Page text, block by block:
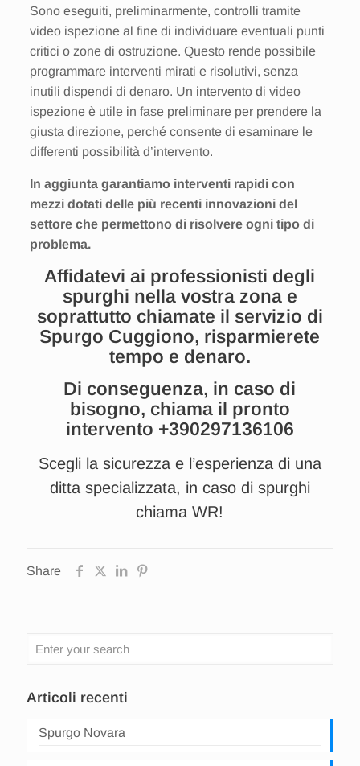
Sono eseguiti, preliminarmente, controlli tramite
video ispezione al fine di individuare eventuali punti
critici o zone di ostruzione. Questo rende possibile
programmare interventi mirati e risolutivi, senza
inutili dispendi di denaro. Un intervento di video
ispezione è utile in fase preliminare per prendere la
giusta direzione, perché consente di esaminare le
differenti possibilità d’intervento.
In aggiunta garantiamo interventi rapidi con
mezzi dotati delle più recenti innovazioni del
settore che permettono di risolvere ogni tipo di
problema.
Affidatevi ai professionisti degli
spurghi nella vostra zona e
soprattutto chiamate il servizio di
Spurgo Cuggiono, risparmierete
tempo e denaro.
Di conseguenza, in caso di
bisogno, chiama il pronto
intervento +390297136106
Scegli la sicurezza e l’esperienza di una
ditta specializzata, in caso di spurghi
chiama WR!
Share
Articoli recenti
Spurgo Novara